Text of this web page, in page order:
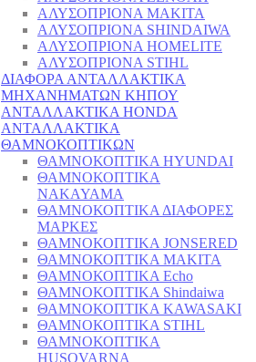
ΑΛΥΣΟΠΡΙΟΝΑ MAKITA
ΑΛΥΣΟΠΡΙΟΝΑ SHINDAIWA
ΑΛΥΣΟΠΡΙΟΝΑ HOMELITE
ΑΛΥΣΟΠΡΙΟΝΑ STIHL
ΔΙΑΦΟΡΑ ΑΝΤΑΛΛΑΚΤΙΚΑ
ΜΗΧΑΝΗΜΑΤΩΝ ΚΗΠΟΥ
ΑΝΤΑΛΛΑΚΤΙΚΑ HONDA
ΑΝΤΑΛΛΑΚΤΙΚΑ
ΘΑΜΝΟΚΟΠΤΙΚΩΝ
ΘΑΜΝΟΚΟΠΤΙΚΑ HYUNDAI
ΘΑΜΝΟΚΟΠΤΙΚΑ
NAKAYAMA
ΘΑΜΝΟΚΟΠΤΙΚΑ ΔΙΑΦΟΡΕΣ
ΜΑΡΚΕΣ
ΘΑΜΝΟΚΟΠΤΙΚΑ JONSERED
ΘΑΜΝΟΚΟΠΤΙΚΑ MAKITA
ΘΑΜΝΟΚΟΠΤΙΚΑ Echo
ΘΑΜΝΟΚΟΠΤΙΚΑ Shindaiwa
ΘΑΜΝΟΚΟΠΤΙΚΑ KAWASAKI
ΘΑΜΝΟΚΟΠΤΙΚΑ STIHL
ΘΑΜΝΟΚΟΠΤΙΚΑ
HUSQVARNA